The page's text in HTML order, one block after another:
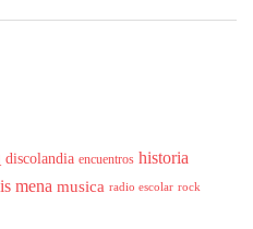
discolandia encuentros historia
mena musica radio escolar rock